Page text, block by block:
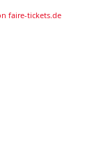
faire-tickets.de